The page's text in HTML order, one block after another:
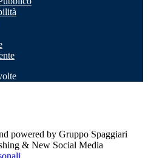
powered by Gruppo Spaggiari
& New Social Media